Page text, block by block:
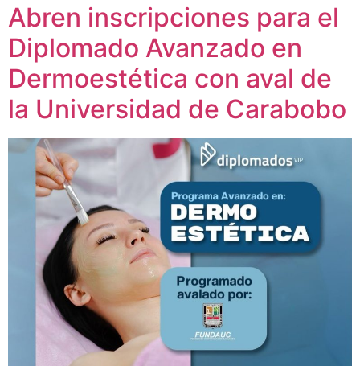
Abren inscripciones para el
Diplomado Avanzado en
Dermoestética con aval de
la Universidad de Carabobo